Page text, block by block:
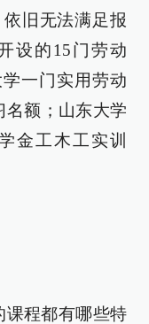
旧无法满足报
设的15门劳动
一门实用劳动
名额；山东大学
金工木工实训
课程都有哪些特